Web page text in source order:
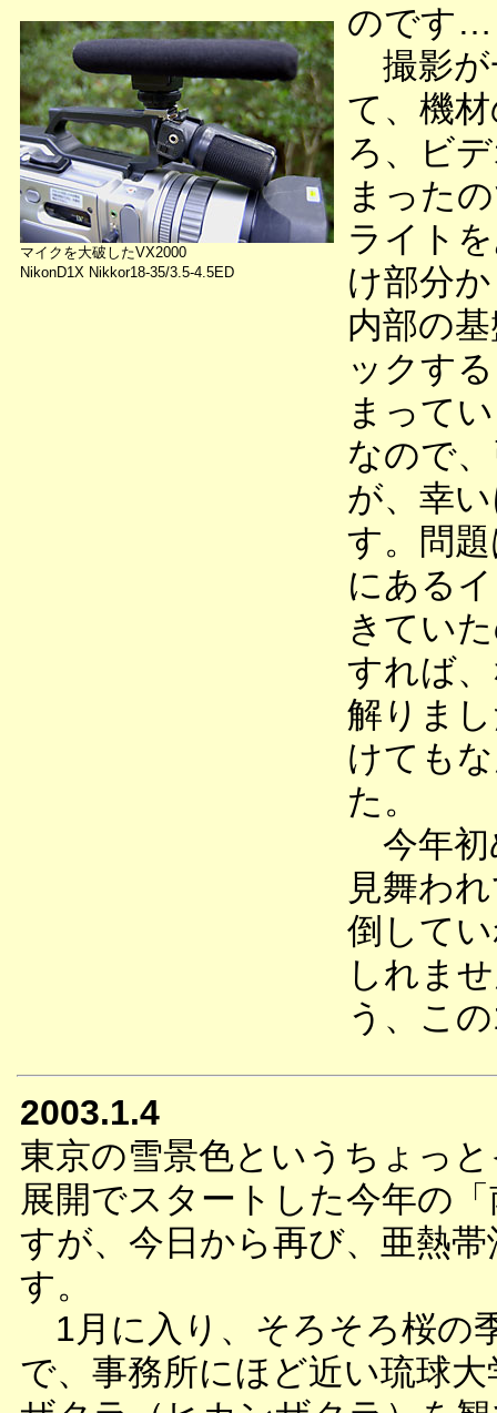
マイクを大破したVX2000
NikonD1X Nikkor18-35/3.5-4.5ED
のです…
撮影が
て、機
ろ、ビ
まった
ライト
け部分
内部の
ックす
まって
なので
が、幸
す。問
にある
きてい
すれば
解りま
けても
た。
今年初
見舞わ
倒して
しれま
う、こ
2003.1.4
東京の雪景色というちょっ
展開でスタートした今年の
すが、今日から再び、亜熱
す。
1月に入り、そろそろ桜の
で、事務所にほど近い琉球